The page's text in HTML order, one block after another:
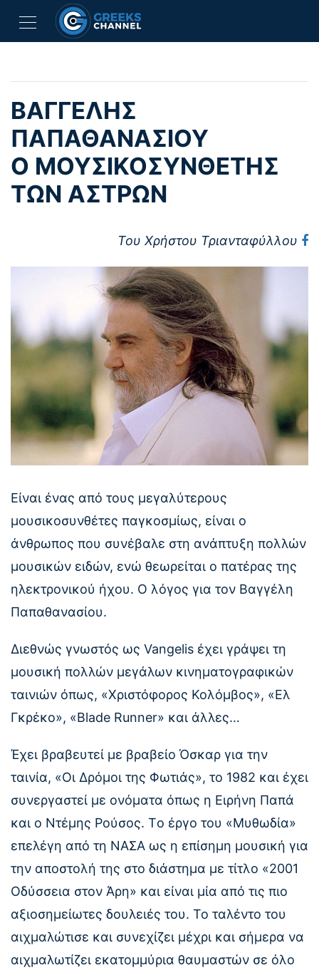
ΒΑΓΓΈΛΗΣ
ΠΑΠΑΘΑΝΑΣΊΟΥ
Ο ΜΟΥΣΙΚΟΣΥΝΘΈΤΗΣ
ΤΩΝ ΆΣΤΡΩΝ
Του Χρήστου Τριανταφύλλου
Είναι ένας από τους μεγαλύτερους
μουσικοσυνθέτες παγκοσμίως, είναι ο
άνθρωπος που συνέβαλε στη ανάπτυξη πολλών
μουσικών ειδών, ενώ θεωρείται ο πατέρας της
ηλεκτρονικού ήχου. O λόγος για τον Βαγγέλη
Παπαθανασίου.
Διεθνώς γνωστός ως Vangelis έχει γράψει τη
μουσική πολλών μεγάλων κινηματογραφικών
ταινιών όπως, «Χριστόφορος Κολόμβος», «Ελ
Γκρέκο», «Blade Runner» και άλλες…
Έχει βραβευτεί με βραβείο Όσκαρ για την
ταινία, «Οι Δρόμοι της Φωτιάς», το 1982 και έχει
συνεργαστεί με ονόματα όπως η Ειρήνη Παπά
και ο Ντέμης Ρούσος. Tο έργο του «Μυθωδία»
επελέγη από τη ΝΑΣΑ ως η επίσημη μουσική για
την αποστολή της στο διάστημα με τίτλο «2001
Οδύσσεια στον Άρη» και είναι μία από τις πιο
αξιοσημείωτες δουλειές του. Το ταλέντο του
αιχμαλώτισε και συνεχίζει μέχρι και σήμερα να
αιχμαλωτίζει εκατομμύρια θαυμαστών σε όλο